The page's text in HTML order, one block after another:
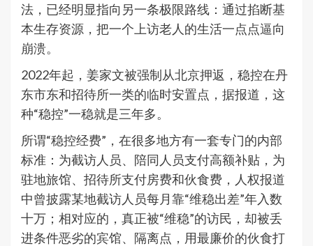
法，已经明显指向另一条极限路线：通过掐断基
本生存资源，把一个上访老人的生活一点点逼向
崩溃。
2022年起，姜家文被强制从北京押返，稳控在丹
东市东和招待所一类的临时安置点，据报道，这
种“稳控”一稳就是三年多。
所谓“稳控经费”，在很多地方有一套专门的内部
标准：为截访人员、陪同人员支付高额补贴，为
驻地旅馆、招待所支付房费和伙食费，人权报道
中曾披露某地截访人员每月靠“维稳出差”年入数
十万；相对应的，真正被“维稳”的访民，却被丢
进条件恶劣的宾馆、隔离点，用最廉价的伙食打